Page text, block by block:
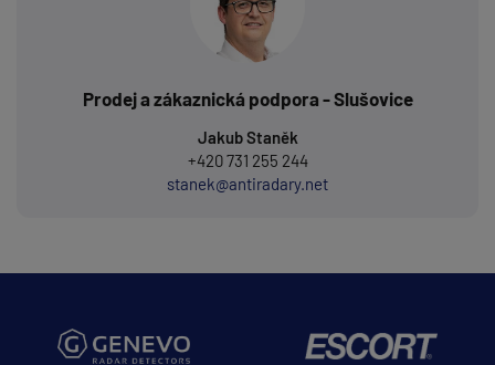
Prodej a zákaznická podpora - Slušovice
Jakub Staněk
+420 731 255 244
stanek@antiradary.net